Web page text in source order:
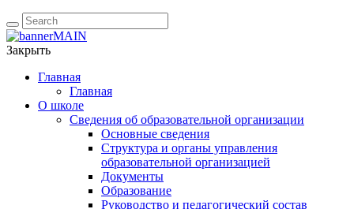
Закрыть
Главная
Главная
О школе
Сведения об образовательной организации
Основные сведения
Структура и органы управления
образовательной организацией
Документы
Образование
Руководство и педагогический состав